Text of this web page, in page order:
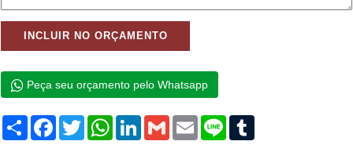
Peça seu orçamento pelo Whatsapp
Compartilhar
Facebook
TwitterWhatsApp
LinkedIn
GmailEmailLine